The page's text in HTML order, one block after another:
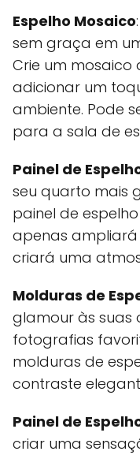
Espelho Mosaico
sem graça em
Crie um mosaico
adicionar um
ambiente. Pode
para a sala de
Painel de
seu quarto mais
painel de
apenas
criará uma
Molduras de
glamour às suas
fotografias
molduras de
contraste
Painel de
criar uma